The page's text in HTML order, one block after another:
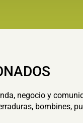
negocio y
bombines,